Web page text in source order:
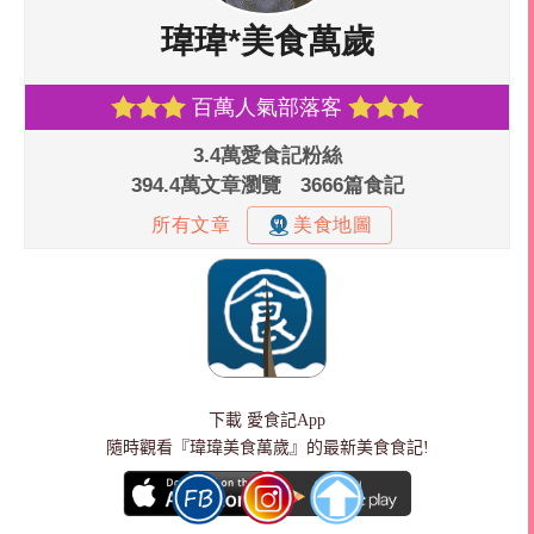
下載 愛食記App
隨時觀看『瑋瑋美食萬歲』的最新美食食記!